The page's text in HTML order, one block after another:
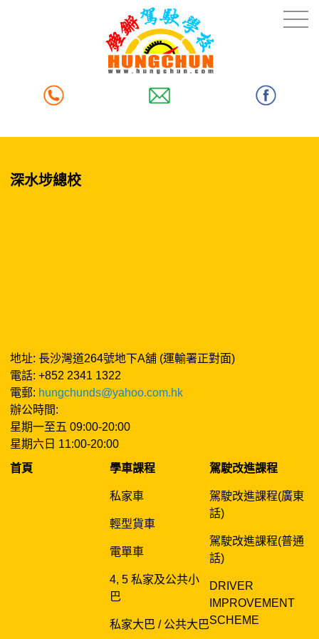
深水埗總校
地址: 長沙灣道264號地下A舖 (運輸署正對面)
電話: +852 2341 1322
電郵: hungchunds@yahoo.com.hk
辦公時間:
星期一至五 09:00-20:00
星期六日 11:00-20:00
首頁
學車課程
私家車
輕型貨車
電單車
4, 5 私家及公共小
巴
私家大巴 / 公共大巴
駕駛改進課程
駕駛改進課程(廣東
話)
駕駛改進課程(普通
話)
DRIVER
IMPROVEMENT
SCHEME